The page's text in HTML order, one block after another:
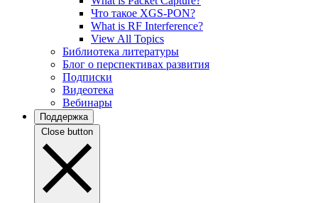
Что такое XGS-PON?
What is RF Interference?
View All Topics
Библиотека литературы
Блог о перспективах развития
Подписки
Видеотека
Вебинары
Поддержка
Close button